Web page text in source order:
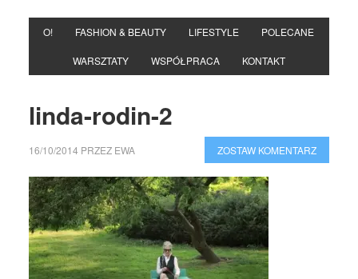
O! FASHION & BEAUTY LIFESTYLE POLECANE
WARSZTATY WSPÓŁPRACA KONTAKT
linda-rodin-2
16/10/2014 PRZEZ EWA ZOSTAW KOMENTARZ